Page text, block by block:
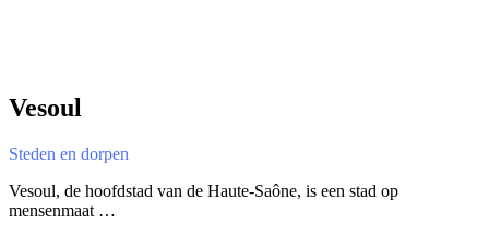
Vesoul
Steden en dorpen
Vesoul, de hoofdstad van de Haute-Saône, is een stad op
mensenmaat …